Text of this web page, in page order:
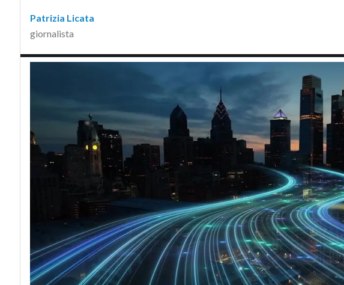
Patrizia Licata
giornalista